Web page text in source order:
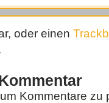
oder einen
um Kommentare zu